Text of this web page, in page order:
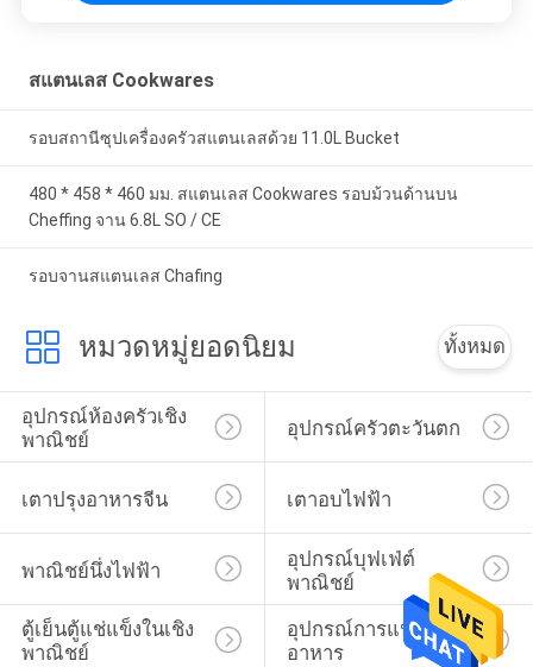
สแตนเลส Cookwares
รอบสถานีซุปเครื่องครัวสแตนเลสด้วย 11.0L Bucket
480 * 458 * 460 มม. สแตนเลส Cookwares รอบม้วนด้านบน
Cheffing จาน 6.8L SO / CE
รอบจานสแตนเลส Chafing
หมวดหมู่ยอดนิยม ทั้งหมด
อุปกรณ์ห้องครัวเชิง
พาณิชย์
อุปกรณ์ครัวตะวันตก
เตาปรุงอาหารจีน เตาอบไฟฟ้า
พาณิชย์นึ่งไฟฟ้า
อุปกรณ์บุฟเฟ่ต์
พาณิชย์
ตู้เย็นตู้แช่แข็งในเชิง
พาณิชย์
อุปกรณ์การแปรรูป
อาหาร